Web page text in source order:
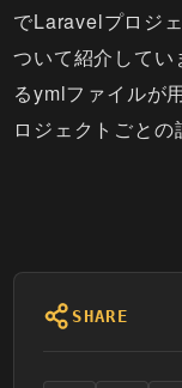
でLaravelプロジ
ついて紹介してい
るymlファイルが
ロジェクトごとの
SHARE